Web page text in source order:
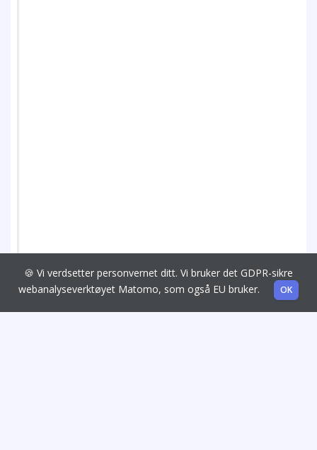
🍪 Vi verdsetter personvernet ditt. Vi bruker det GDPR-sikre
webanalyseverktøyet Matomo, som også EU bruker.
OK